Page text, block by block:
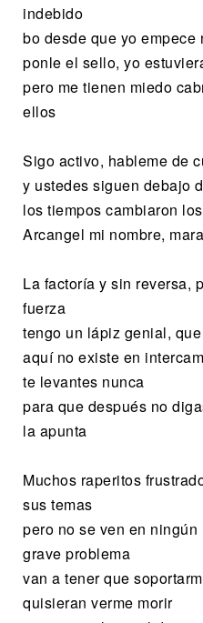
indebido
bo desde que yo
ponle el sello, yo
pero me tienen miedo
ellos
Sigo activo, hableme de
y ustedes siguen debajo
los tiempos cambiaron
Arcangel mi nombre,
La factoría y sin reversa,
fuerza
tengo un lápiz genial,
aquí no existe en
te levantes nunca
para que después no
la apunta
Muchos raperitos
sus temas
pero no se ven en
grave problema
van a tener que
quisieran verme morir